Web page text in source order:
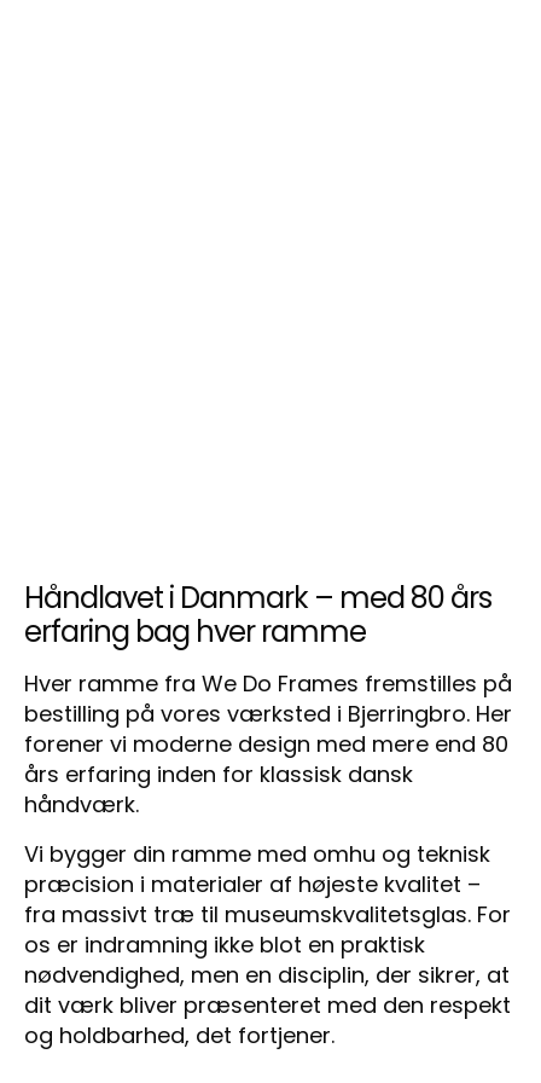
Håndlavet i Danmark – med 80 års
erfaring bag hver ramme
Hver ramme fra We Do Frames fremstilles på
bestilling på vores værksted i Bjerringbro. Her
forener vi moderne design med mere end 80
års erfaring inden for klassisk dansk
håndværk.
Vi bygger din ramme med omhu og teknisk
præcision i materialer af højeste kvalitet –
fra massivt træ til museumskvalitetsglas. For
os er indramning ikke blot en praktisk
nødvendighed, men en disciplin, der sikrer, at
dit værk bliver præsenteret med den respekt
og holdbarhed, det fortjener.